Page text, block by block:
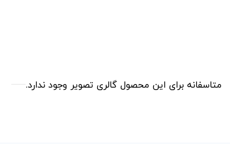
متاسفانه برای این محصول گالری تصویر وجود ندارد.